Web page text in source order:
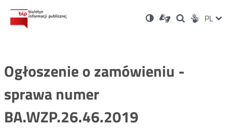
Ustawienia
Wersja
kontrastowa
Dla
niesłyszących
OtwórzOtwórz
w
Otwórz
w
Social PL
Ogłoszenie o zamówieniu -
sprawa numer
BA.WZP.26.46.2019